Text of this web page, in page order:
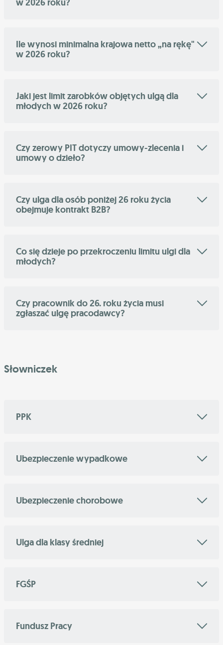
w 2026 roku?
Ile wynosi minimalna krajowa netto „na rękę"
w 2026 roku?
Jaki jest limit zarobków objętych ulgą dla
młodych w 2026 roku?
Czy zerowy PIT dotyczy umowy-zlecenia i
umowy o dzieło?
Czy ulga dla osób poniżej 26 roku życia
obejmuje kontrakt B2B?
Co się dzieje po przekroczeniu limitu ulgi dla
młodych?
Czy pracownik do 26. roku życia musi
zgłaszać ulgę pracodawcy?
Słowniczek
PPK
Ubezpieczenie wypadkowe
Ubezpieczenie chorobowe
Ulga dla klasy średniej
FGŚP
Fundusz Pracy